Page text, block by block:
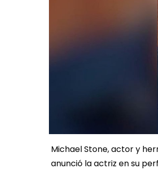
Michael Stone, actor y
anunció la actriz en su